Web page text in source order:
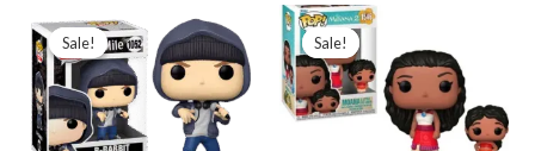
Sale!
Sale!
cena
wynosiła:
97,99 zł.
cena
wynosi:
69,99 zł.
Sale!
Sale!
Pierwotna
cena
wynosiła:
244,13 zł.
wynosi:
187,79 zł.